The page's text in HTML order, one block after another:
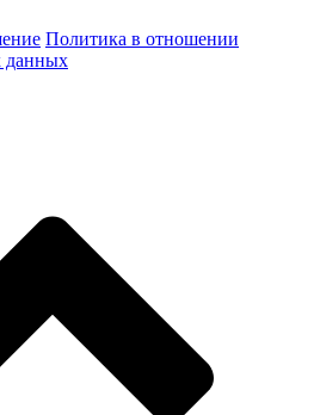
Политика в отношении
данных